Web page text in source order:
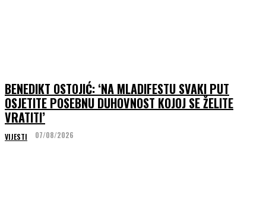
BENEDIKT OSTOJIĆ: ‘NA MLADIFESTU SVAKI PUT
OSJETITE POSEBNU DUHOVNOST KOJOJ SE ŽELITE
VRATITI’
VIJESTI 07/08/2026